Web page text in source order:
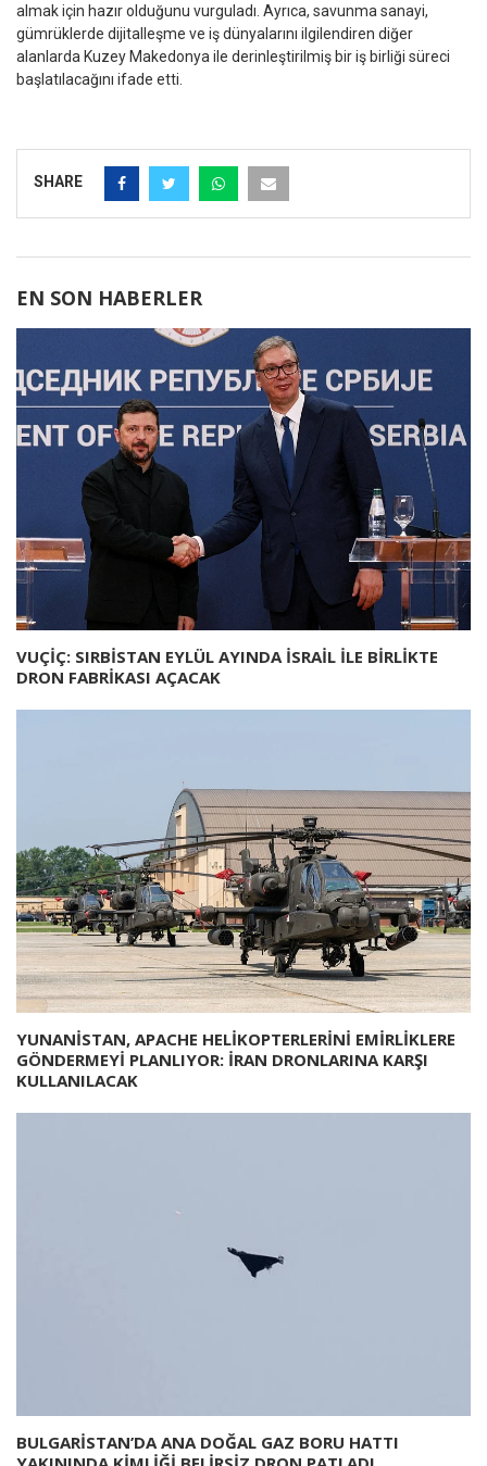
almak için hazır olduğunu vurguladı. Ayrıca, savunma sanayi,
gümrüklerde dijitalleşme ve iş dünyalarını ilgilendiren diğer
alanlarda Kuzey Makedonya ile derinleştirilmiş bir iş birliği süreci
başlatılacağını ifade etti.
SHARE
EN SON HABERLER
VUÇİÇ: SIRBİSTAN EYLÜL AYINDA İSRAİL İLE BİRLİKTE
DRON FABRİKASI AÇACAK
YUNANİSTAN, APACHE HELİKOPTERLERİNİ EMİRLİKLERE
GÖNDERMEYİ PLANLIYOR: İRAN DRONLARINA KARŞI
KULLANILACAK
BULGARİSTAN’DA ANA DOĞAL GAZ BORU HATTI